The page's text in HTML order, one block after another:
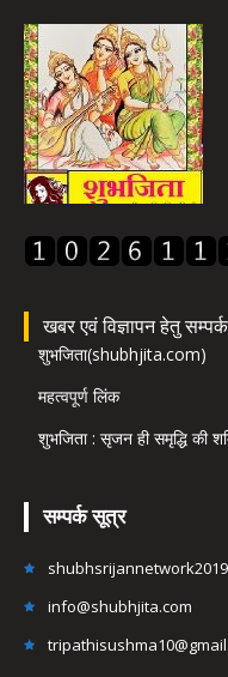
खबर एवं विज्ञापन हेतु
शुभजिता(shubhjita.com)
महत्वपूर्ण लिंक
शुभजिता : सृजन ही समृद्धि की
सम्पर्क सूत्र
info@shubhjita.com